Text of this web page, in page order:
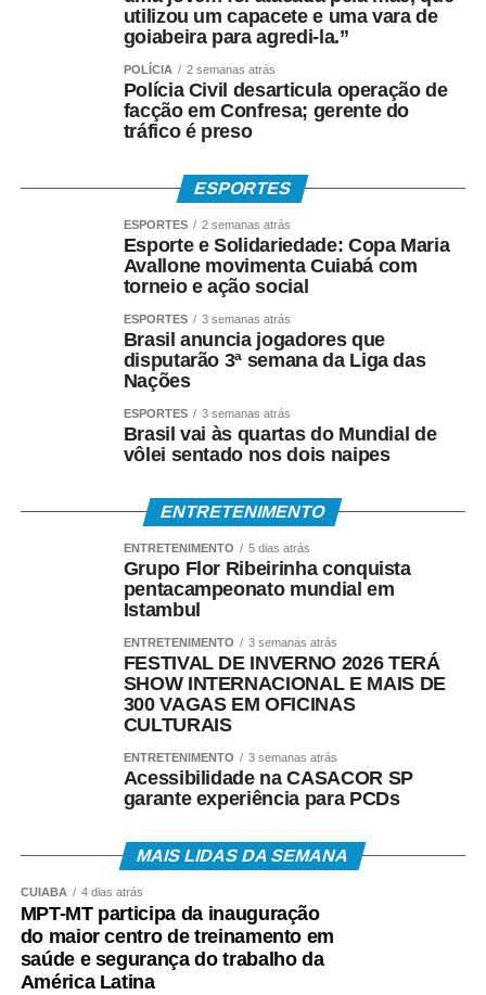
utilizou um capacete e uma vara de
goiabeira para agredi-la.”
POLÍCIA 2 semanas atrás
Polícia Civil desarticula operação de
facção em Confresa; gerente do
tráfico é preso
ESPORTES
ESPORTES 2 semanas atrás
Esporte e Solidariedade: Copa Maria
Avallone movimenta Cuiabá com
torneio e ação social
ESPORTES 3 semanas atrás
Brasil anuncia jogadores que
disputarão 3ª semana da Liga das
Nações
ESPORTES 3 semanas atrás
Brasil vai às quartas do Mundial de
vôlei sentado nos dois naipes
ENTRETENIMENTO
ENTRETENIMENTO 5 dias atrás
Grupo Flor Ribeirinha conquista
pentacampeonato mundial em
Istambul
ENTRETENIMENTO 3 semanas atrás
FESTIVAL DE INVERNO 2026 TERÁ
SHOW INTERNACIONAL E MAIS DE
300 VAGAS EM OFICINAS
CULTURAIS
ENTRETENIMENTO 3 semanas atrás
Acessibilidade na CASACOR SP
garante experiência para PCDs
MAIS LIDAS DA SEMANA
CUIABÁ 4 dias atrás
MPT-MT participa da inauguração
do maior centro de treinamento em
saúde e segurança do trabalho da
América Latina